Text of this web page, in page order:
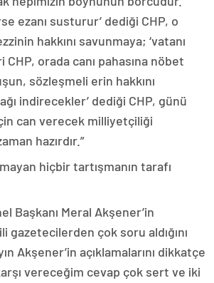
ezanı susturur’ dediği CHP, o
hakkını savunmaya; ‘vatanı
orada canı pahasına nöbet
sözleşmeli erin hakkını
indirecekler’ dediği CHP, günü
can verecek milliyetçiliği
hazırdır.”
hiçbir tartışmanın tarafı
Başkanı Meral Akşener’in
gazetecilerden çok soru aldığını
Akşener’in açıklamalarını dikkatçe
vereceğim cevap çok sert ve iki